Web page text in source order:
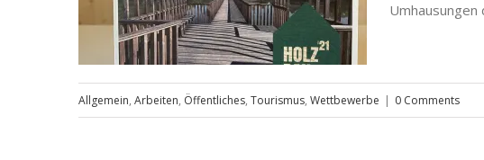
Umhausungen
Allgemein, Arbeiten, Öffentliches, Tourismus, Wettbewerbe | 0 Comments